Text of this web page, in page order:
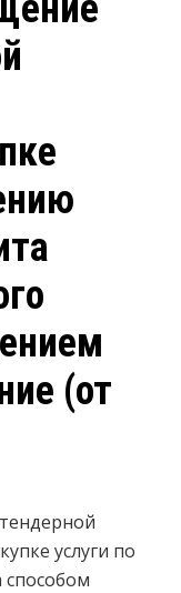
(от
услуги по
способом